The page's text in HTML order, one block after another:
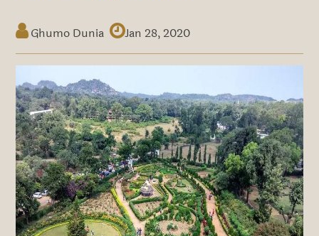
Ghumo Dunia Jan 28, 2020